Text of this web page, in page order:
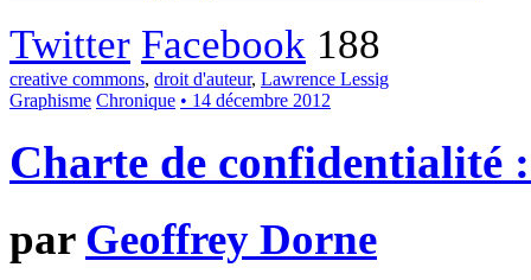
Twitter Facebook 188
creative commons, droit d'auteur, Lawrence Lessig
Graphisme Chronique • 14 décembre 2012
Charte de confidentialité
par Geoffrey Dorne